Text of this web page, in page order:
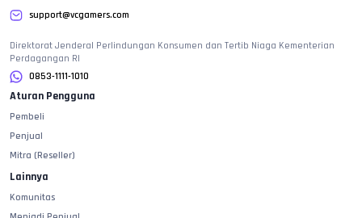
support@vcgamers.com
Direktorat Jenderal Perlindungan Konsumen dan Tertib Niaga Kementerian
Perdagangan RI
0853-1111-1010
Aturan Pengguna
Pembeli
Penjual
Mitra (Reseller)
Lainnya
Komunitas